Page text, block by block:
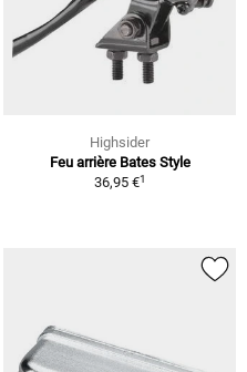
Highsider
Feu arrière Bates Style
36,95 €1